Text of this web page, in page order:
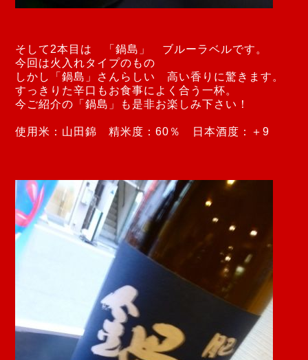
そして2本目は 「鍋島」 ブルーラベルです。
今回は火入れタイプのもの
しかし「鍋島」さんらしい 高い香りに驚きます。
すっきりた辛口もお食事によく合う一杯。
今ご紹介の「鍋島」も是非お楽しみ下さい！
使用米：山田錦 精米度：60％ 日本酒度：＋9